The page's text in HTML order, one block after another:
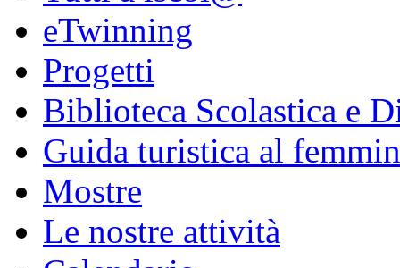
eTwinning
Progetti
Biblioteca Scolastica e
Guida turistica al
Mostre
Le nostre attività